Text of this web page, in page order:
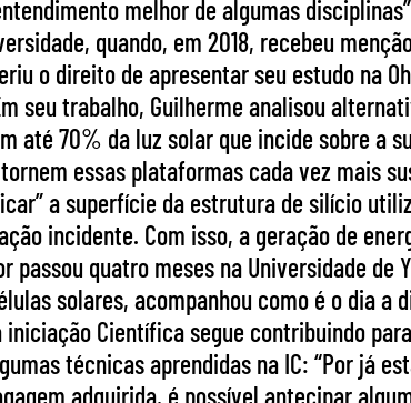
melhor de algumas
quando, em 2018, recebeu
o direito de apresentar seu estudo na
seu trabalho, Guilherme analisou
70% da luz solar que incide sobre a
essas plataformas cada vez mais
a superfície da estrutura de silício
incidente. Com isso, a geração de
quatro meses na Universidade
solares, acompanhou como é o dia a
Científica segue contribuindo
técnicas aprendidas na IC: “Por já
adquirida, é possível antecipar